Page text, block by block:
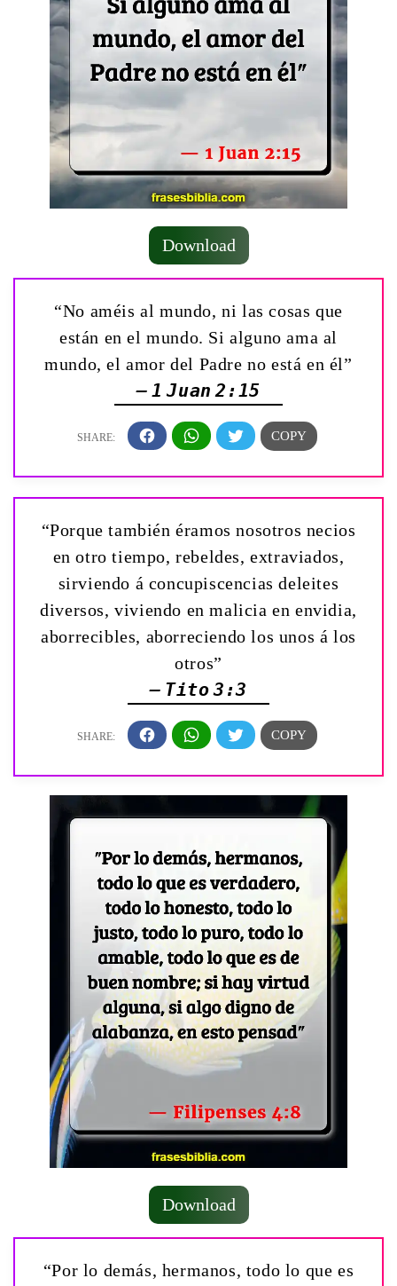
Download
“No améis al mundo, ni las cosas que
están en el mundo. Si alguno ama al
mundo, el amor del Padre no está en él”
— 1 Juan 2:15
“Porque también éramos nosotros necios
en otro tiempo, rebeldes, extraviados,
sirviendo á concupiscencias deleites
diversos, viviendo en malicia en envidia,
aborrecibles, aborreciendo los unos á los
otros”
— Tito 3:3
Download
“Por lo demás, hermanos, todo lo que es